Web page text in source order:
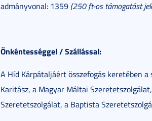
admányvonal: 1359 (250 ft-os támogatást
Önkéntességgel / Szállással:
A Híd Kárpátaljáért összefogás keretében
Karitász, a Magyar Máltai
Szeretetszolgálat, a Baptista